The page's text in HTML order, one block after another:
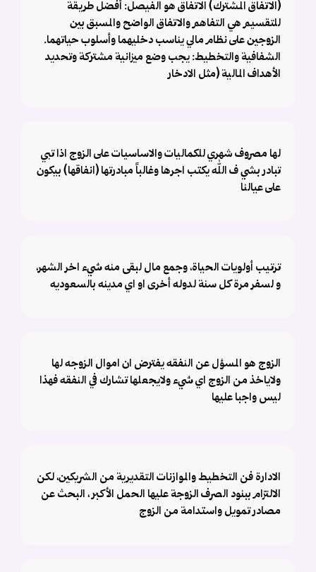
(الاتفاق المشترك) ​الاتفاق هو الفيصل: أفضل طريقة
للتقسيم هي التفاهم والاتفاق الواضح والمسبق بين
الزوجين على نظام مالي يناسب دخليهما وأسلوب حياتهما. ​
الشفافية والتخطيط: يجب وضع ميزانية مشتركة وتحديد
الأهداف المالية (مثل الادخار
لها مصروف شهري للكماليات والاساسيات على الزوج اذا تبي
تبادر بشي ف الله يكتب اجرها وغالباً مبادرتها (انفاقها) بيكون
على عيالنا
ترتيب أولويات الحياة، وجمع مال لبقى منه شيء اخر الشهر،
و لسفر مرة كل سنة لدوله أخرى او اي مدينه بالسعوديه
الزوج هو المسؤل عن النفقه يفترض ان اموال الزوجه لها
ولاياخذ من الزوج اي شيء ولايجعلها تشارك في النفقه فهذا
ليس واجبا عليها
الادارة فن التخطيط والموازنات التقديرية من الشريكين، لكن
الالتزام ببنود الصرف الزوجة عليها الحمل الأكبر ، البحث عن
مصادر تمويل واستدامة من الزوج